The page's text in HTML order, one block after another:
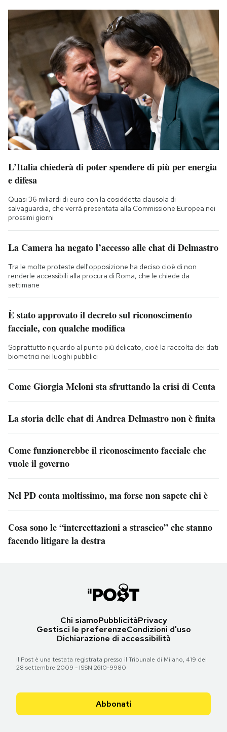
L’Italia chiederà di poter spendere di più per energia
e difesa
Quasi 36 miliardi di euro con la cosiddetta clausola di
salvaguardia, che verrà presentata alla Commissione Europea nei
prossimi giorni
La Camera ha negato l’accesso alle chat di Delmastro
Tra le molte proteste dell'opposizione ha deciso cioè di non
renderle accessibili alla procura di Roma, che le chiede da
settimane
È stato approvato il decreto sul riconoscimento
facciale, con qualche modifica
Soprattutto riguardo al punto più delicato, cioè la raccolta dei dati
biometrici nei luoghi pubblici
Come Giorgia Meloni sta sfruttando la crisi di Ceuta
La storia delle chat di Andrea Delmastro non è finita
Come funzionerebbe il riconoscimento facciale che
vuole il governo
Nel PD conta moltissimo, ma forse non sapete chi è
Cosa sono le “intercettazioni a strascico” che stanno
facendo litigare la destra
Chi siamoPubblicitàPrivacy
Gestisci le preferenzeCondizioni d'uso
Dichiarazione di accessibilità
Il Post è una testata registrata presso il Tribunale di Milano, 419 del
28 settembre 2009 - ISSN 2610-9980
Abbonati